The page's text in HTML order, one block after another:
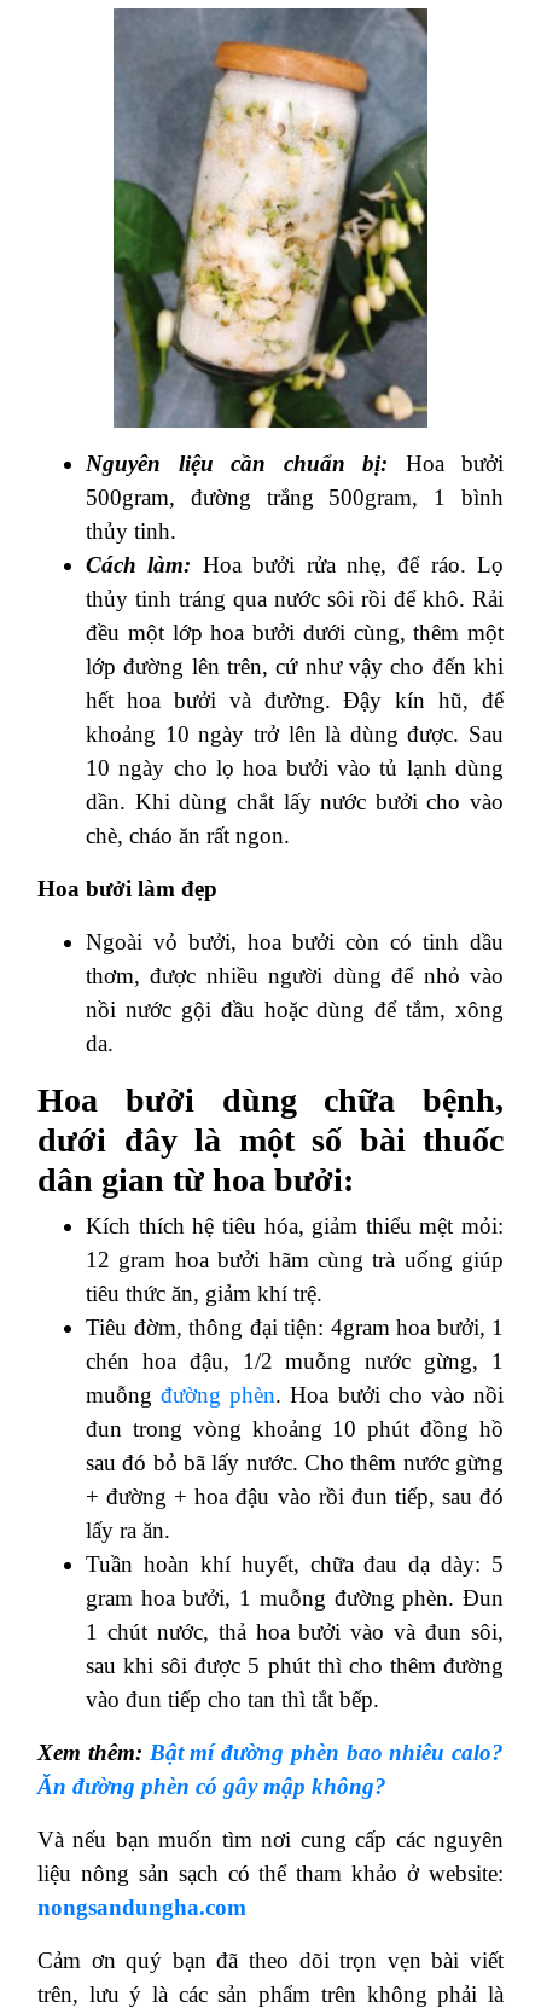
Nguyên liệu cần chuẩn bị: Hoa bưởi
500gram, đường trắng 500gram, 1 bình
thủy tinh.
Cách làm: Hoa bưởi rửa nhẹ, để ráo. Lọ
thủy tinh tráng qua nước sôi rồi để khô. Rải
đều một lớp hoa bưởi dưới cùng, thêm một
lớp đường lên trên, cứ như vậy cho đến khi
hết hoa bưởi và đường. Đậy kín hũ, để
khoảng 10 ngày trở lên là dùng được. Sau
10 ngày cho lọ hoa bưởi vào tủ lạnh dùng
dần. Khi dùng chắt lấy nước bưởi cho vào
chè, cháo ăn rất ngon.
Hoa bưởi làm đẹp
Ngoài vỏ bưởi, hoa bưởi còn có tinh dầu
thơm, được nhiều người dùng để nhỏ vào
nồi nước gội đầu hoặc dùng để tắm, xông
da.
Hoa bưởi dùng chữa bệnh,
dưới đây là một số bài thuốc
dân gian từ hoa bưởi:
Kích thích hệ tiêu hóa, giảm thiểu mệt mỏi:
12 gram hoa bưởi hãm cùng trà uống giúp
tiêu thức ăn, giảm khí trệ.
Tiêu đờm, thông đại tiện: 4gram hoa bưởi, 1
chén hoa đậu, 1/2 muỗng nước gừng, 1
muỗng đường phèn. Hoa bưởi cho vào nồi
đun trong vòng khoảng 10 phút đồng hồ
sau đó bỏ bã lấy nước. Cho thêm nước gừng
+ đường + hoa đậu vào rồi đun tiếp, sau đó
lấy ra ăn.
Tuần hoàn khí huyết, chữa đau dạ dày: 5
gram hoa bưởi, 1 muỗng đường phèn. Đun
1 chút nước, thả hoa bưởi vào và đun sôi,
sau khi sôi được 5 phút thì cho thêm đường
vào đun tiếp cho tan thì tắt bếp.
Xem thêm: Bật mí đường phèn bao nhiêu calo?
Ăn đường phèn có gây mập không?
Và nếu bạn muốn tìm nơi cung cấp các nguyên
liệu nông sản sạch có thể tham khảo ở website:
nongsandungha.com
Cảm ơn quý bạn đã theo dõi trọn vẹn bài viết
trên, lưu ý là các sản phẩm trên không phải là